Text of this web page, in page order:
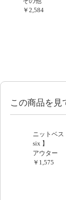
￥2,584
この商品を見
ニットベス
six 】
アウター
￥1,575